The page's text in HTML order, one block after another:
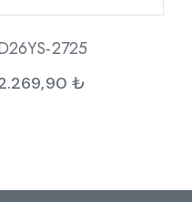
2725
₺